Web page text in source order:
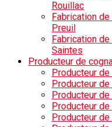
Rouillac
Fabrication
Preuil
Fabrication
Saintes
Producteur de
Producteur
Producteur
Producteur
Producteur
Producteur